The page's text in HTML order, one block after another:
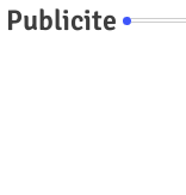
Publicite